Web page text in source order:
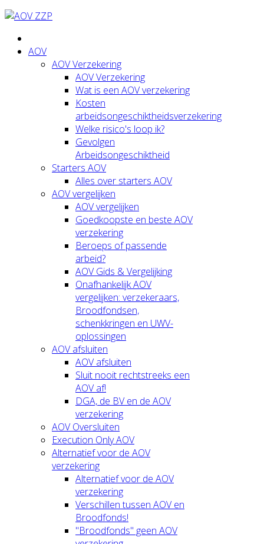
AOV
AOV Verzekering
AOV Verzekering
Wat is een AOV verzekering
Kosten
arbeidsongeschiktheidsverzekering
Welke risico's loop ik?
Gevolgen
Arbeidsongeschiktheid
Starters AOV
Alles over starters AOV
AOV vergelijken
AOV vergelijken
Goedkoopste en beste AOV
verzekering
Beroeps of passende
arbeid?
AOV Gids & Vergelijking
Onafhankelijk AOV
vergelijken: verzekeraars,
Broodfondsen,
schenkkringen en UWV-
oplossingen
AOV afsluiten
AOV afsluiten
Sluit nooit rechtstreeks een
AOV af!
DGA, de BV en de AOV
verzekering
AOV Oversluiten
Execution Only AOV
Alternatief voor de AOV
verzekering
Alternatief voor de AOV
verzekering
Verschillen tussen AOV en
Broodfonds!
"Broodfonds" geen AOV